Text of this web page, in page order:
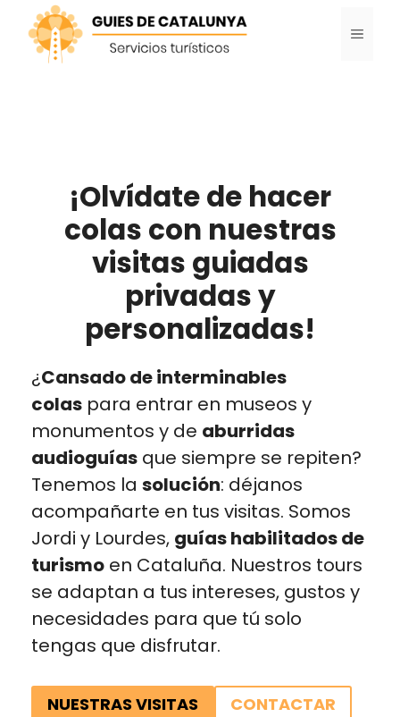
Saltar
contenido
MENÚ
¡Olvídate de hacer
colas con nuestras
visitas guiadas
privadas y
personalizadas!
¿Cansado de interminables
colas para entrar en museos y
monumentos y de aburridas
audioguías que siempre se repiten?
Tenemos la solución: déjanos
acompañarte en tus visitas. Somos
Jordi y Lourdes, guías habilitados de
turismo en Cataluña. Nuestros tours
se adaptan a tus intereses, gustos y
necesidades para que tú solo
tengas que disfrutar.
NUESTRAS VISITAS CONTACTAR